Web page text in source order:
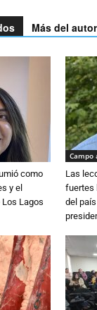
Más del autor
como
y el
Los Lagos
Campo
Las
fuertes
del